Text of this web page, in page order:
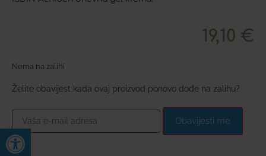
Open toolbar
19,10 €
Nema na zalihi
Želite obavijest kada ovaj proizvod ponovo dođe na zalihu?
Obavijesti me